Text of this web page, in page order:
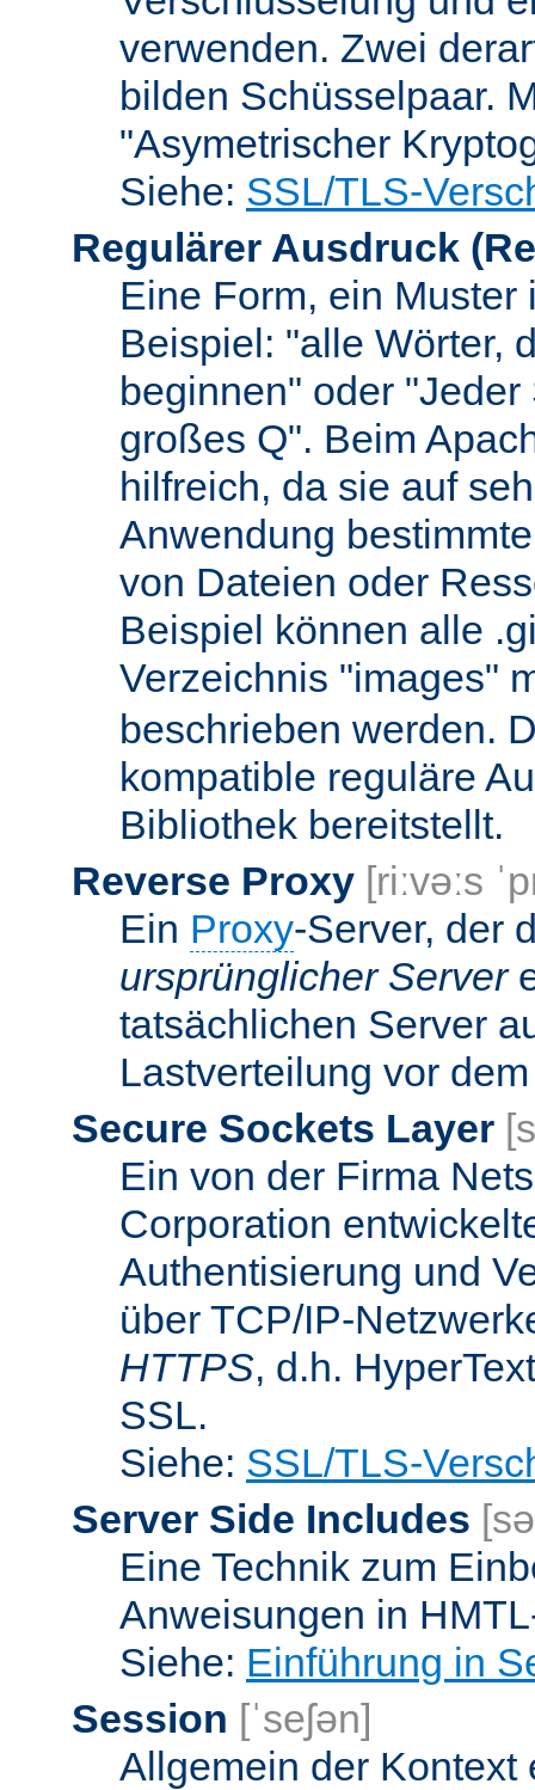
verwenden. Zwei
bilden Schüsselpaar.
"Asymetrischer
Siehe: SSL/TLS-
Regulärer Ausdruck
Eine Form, ein Muster
Beispiel: "alle Wörter,
beginnen" oder
großes Q". Beim
hilfreich, da sie auf
Anwendung
von Dateien oder
Beispiel können alle
Verzeichnis "images"
beschrieben werden.
kompatible reguläre
Bibliothek bereitstellt.
Reverse Proxy [riːvəːs
Ein Proxy-Server, der
ursprünglicher Server
tatsächlichen Server
Lastverteilung vor
Secure Sockets Layer
Ein von der Firma
Corporation
Authentisierung und
über TCP/IP-
HTTPS, d.h.
SSL.
Siehe: SSL/TLS-
Server Side Includes
Eine Technik zum
Anweisungen in
Siehe: Einführung in
Session [ˈseʃən]
Allgemein der Kontext